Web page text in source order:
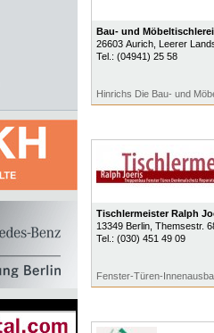
Bau- und
26603 Aurich, Leerer
Tel.: (04941) 25 58
Hinrichs Die Bau- und
Tischlermeister Ralph
13349 Berlin, Themsestr.
Tel.: (030) 451 49 09
Fenster-Türen-